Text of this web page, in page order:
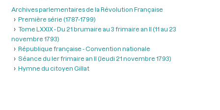
Archives parlementaires de la Révolution Française
Première série (1787-1799)
Tome LXXIX - Du 21 brumaire au 3 frimaire an II (11 au 23
novembre 1793)
République française - Convention nationale
Séance du ler frimaire an II (Jeudi 21 novembre 1793)
Hymne du citoyen Gillat